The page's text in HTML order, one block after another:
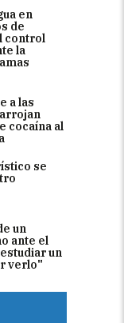
en
de
control
la
a las
cocaína al
se
un
ante el
un
verlo"